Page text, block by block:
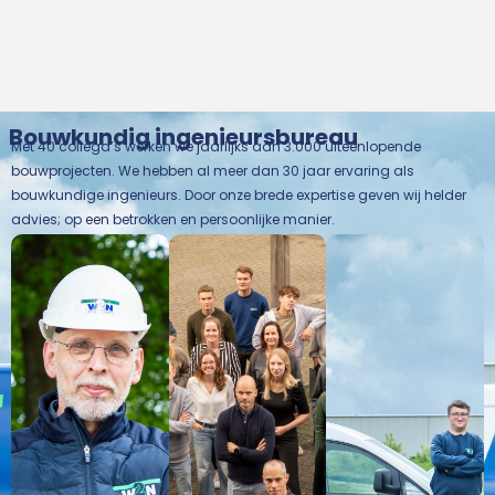
Bouwkundig ingenieursbureau
Met 40 collega’s werken we jaarlijks aan 3.000 uiteenlopende
bouwprojecten. We hebben al meer dan 30 jaar ervaring als
bouwkundige ingenieurs. Door onze brede expertise geven wij helder
advies; op een betrokken en persoonlijke manier.
-
--
--
-